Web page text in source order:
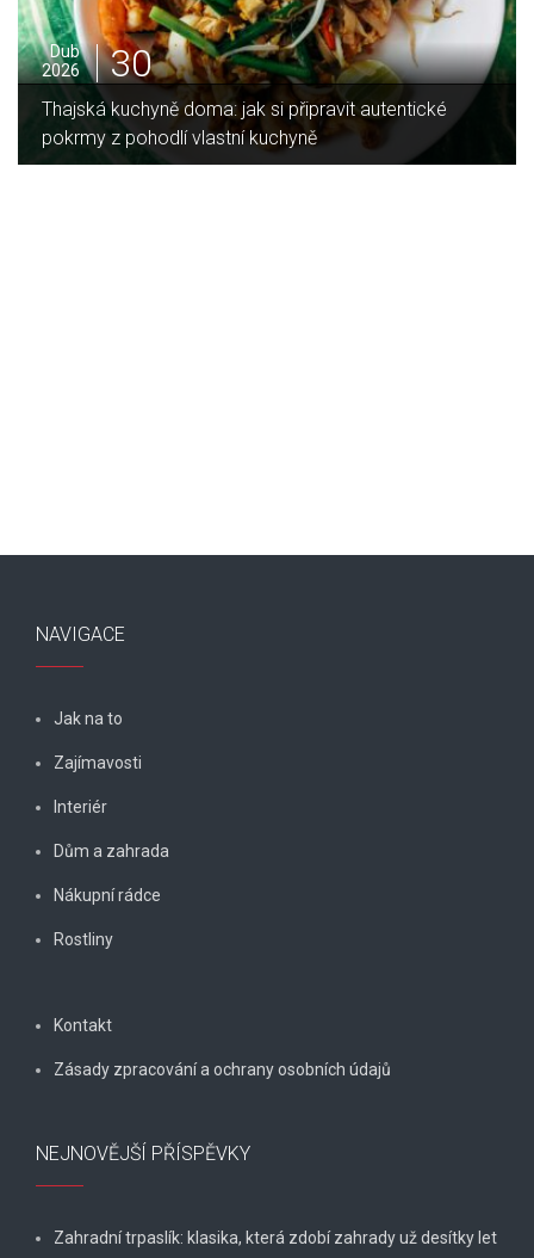
Led
2026
16
Jaký je rozdíl mezi indukční a sklokeramickou
deskou?
NAVIGACE
Jak na to
Zajímavosti
Interiér
Dům a zahrada
Nákupní rádce
Rostliny
Kontakt
Zásady zpracování a ochrany osobních údajů
NEJNOVĚJŠÍ PŘÍSPĚVKY
Zahradní trpaslík: klasika, která zdobí zahrady už desítky let